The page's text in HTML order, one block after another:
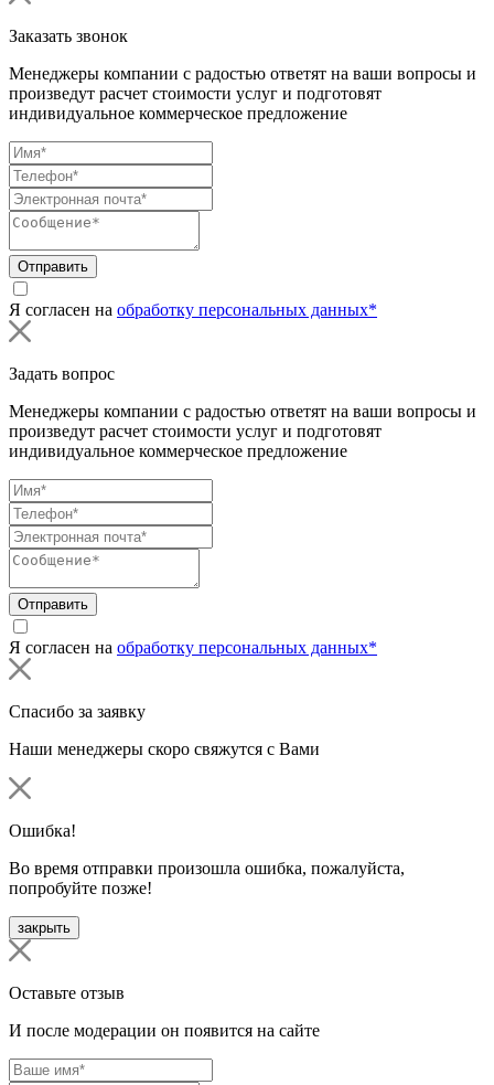
Заказать звонок
Менеджеры компании с радостью ответят на ваши вопросы и
произведут расчет стоимости услуг и подготовят
индивидуальное коммерческое предложение
Отправить
Я согласен на обработку персональных данных*
Задать вопрос
Менеджеры компании с радостью ответят на ваши вопросы и
произведут расчет стоимости услуг и подготовят
индивидуальное коммерческое предложение
Отправить
Я согласен на обработку персональных данных*
Спасибо за заявку
Наши менеджеры скоро свяжутся с Вами
Ошибка!
Во время отправки произошла ошибка, пожалуйста,
попробуйте позже!
закрыть
Оставьте отзыв
И после модерации он появится на сайте